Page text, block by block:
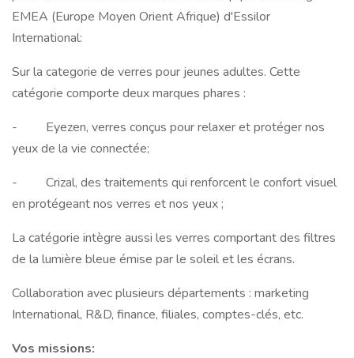
EMEA (Europe Moyen Orient Afrique) d'Essilor
International:
Sur la categorie de verres pour jeunes adultes. Cette
catégorie comporte deux marques phares :
- Eyezen, verres conçus pour relaxer et protéger nos
yeux de la vie connectée;
- Crizal, des traitements qui renforcent le confort visuel
en protégeant nos verres et nos yeux ;
La catégorie intègre aussi les verres comportant des filtres
de la lumière bleue émise par le soleil et les écrans.
Collaboration avec plusieurs départements : marketing
International, R&D, finance, filiales, comptes-clés, etc.
Vos missions: